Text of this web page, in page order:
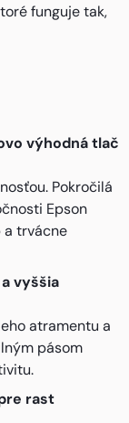
funguje tak,
výhodná tlač
Pokročilá
Epson
a trvácne
vyššia
atramentu a
pásom
rast